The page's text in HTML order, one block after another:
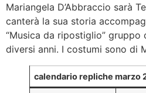
Mariangela D’Abbraccio sarà
canterà la sua storia
“Musica da ripostiglio” gruppo
diversi anni. I costumi sono di
calendario repliche marzo